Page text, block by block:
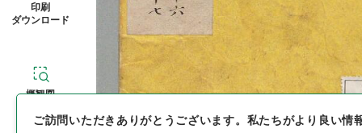
印刷
ダウンロード
概観図
ご訪問いただきありがとうございます。 私たちがより良い情